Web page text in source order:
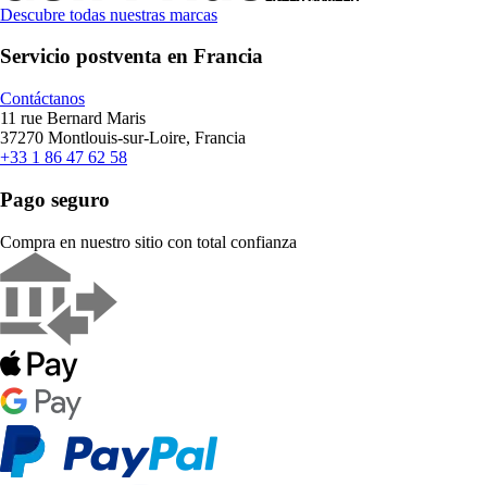
Descubre todas nuestras marcas
Servicio postventa en Francia
Contáctanos
11 rue Bernard Maris
37270 Montlouis-sur-Loire, Francia
+33 1 86 47 62 58
Pago seguro
Compra en nuestro sitio con total confianza